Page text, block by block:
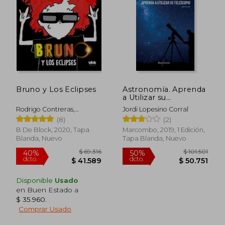
$ 76.744 $
Bruno y Los Eclipses
Rodrigo Contreras,
Carolina Undurraga
(8)
B De Block, 2020, Tapa
Blanda, Nuevo
Disponible Usado
en Buen Estado a
$ 35.960
Comprar Usado
Astronomía. Aprenda
a Utilizar su
Telescopio
Jordi Lopesino Corral
(2)
Marcombo, 2019, 1 Edición,
Tapa Blanda, Nuevo